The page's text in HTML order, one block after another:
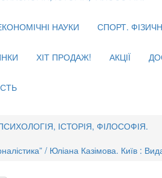
НАУКИ СПОРТ.
ХІТ ПРОДАЖ! АКЦІЇ
ІСТОРІЯ, ФІЛОСОФІЯ.
/ Юліана Казімова. Київ :